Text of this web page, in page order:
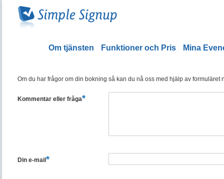
Om tjänsten Funktioner och Pris Mina
Om du har frågor om din bokning så kan du nå oss med hjälp av formuläret
Kommentar eller fråga*
Din e-mail*